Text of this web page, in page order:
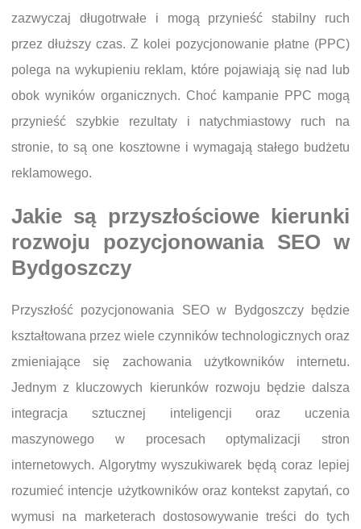
zazwyczaj długotrwałe i mogą przynieść stabilny ruch
przez dłuższy czas. Z kolei pozycjonowanie płatne (PPC)
polega na wykupieniu reklam, które pojawiają się nad lub
obok wyników organicznych. Choć kampanie PPC mogą
przynieść szybkie rezultaty i natychmiastowy ruch na
stronie, to są one kosztowne i wymagają stałego budżetu
reklamowego.
Jakie są przyszłościowe kierunki
rozwoju pozycjonowania SEO w
Bydgoszczy
Przyszłość pozycjonowania SEO w Bydgoszczy będzie
kształtowana przez wiele czynników technologicznych oraz
zmieniające się zachowania użytkowników internetu.
Jednym z kluczowych kierunków rozwoju będzie dalsza
integracja sztucznej inteligencji oraz uczenia
maszynowego w procesach optymalizacji stron
internetowych. Algorytmy wyszukiwarek będą coraz lepiej
rozumieć intencje użytkowników oraz kontekst zapytań, co
wymusi na marketerach dostosowywanie treści do tych